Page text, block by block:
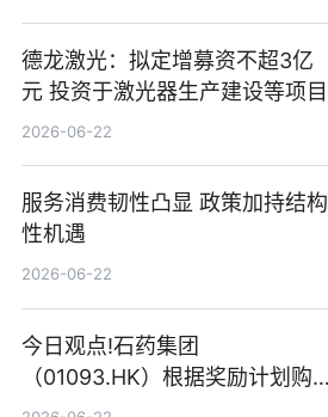
德龙激光：拟定增募资不超3亿
元 投资于激光器生产建设等项目
2026-06-22
服务消费韧性凸显 政策加持结构
性机遇
2026-06-22
今日观点!石药集团
（01093.HK）根据奖励计划购
回580万股